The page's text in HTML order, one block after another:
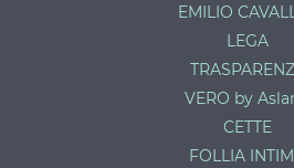
EMILIO
LEGA
VERO by
CETTE
FOLLIA